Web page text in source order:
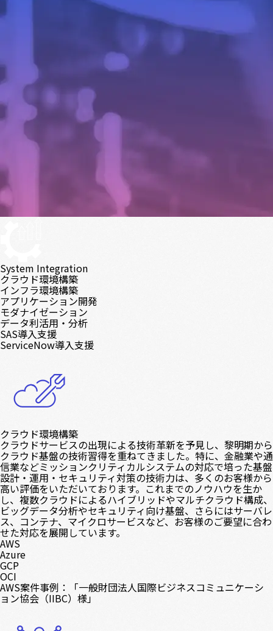
System Integration
クラウド環境構築
インフラ環境構築
アプリケーション開発
モダナイゼーション
データ利活用・分析
SAS導入支援
ServiceNow導入支援
クラウド環境構築
クラウドサービスの出現による技術革新を予見し、黎明期から
クラウド基盤の技術習得を重ねてきました。特に、金融業や通
信業などミッションクリティカルシステムの対応で培った基盤
設計・運用・セキュリティ対策の技術力は、多くのお客様から
高い評価をいただいております。これまでのノウハウを生か
し、複数クラウドによるハイブリッドやマルチクラウド構成、
ビッグデータ分析やセキュリティ向け基盤、さらにはサーバレ
ス、コンテナ、マイクロサービスなど、お客様のご要望に合わ
せた対応を展開しています。
AWS
Azure
GCP
OCI
AWS案件事例：「一般財団法人国際ビジネスコミュニケーシ
ョン協会（IIBC）様」